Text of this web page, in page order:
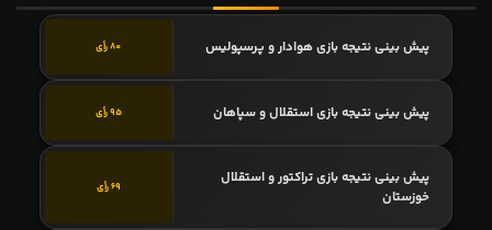
پیش بینی نتیجه بازی هوادار و پرسپولیس 80 رأی
پیش بینی نتیجه بازی استقلال و سپاهان 95 رأی
پیش بینی نتیجه بازی تراکتور و استقلال
خوزستان
69 رأی